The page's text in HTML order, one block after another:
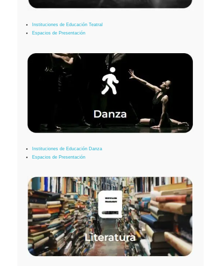
Instituciones de Educación Teatral
Espacios de Presentación
Instituciones de Educación Danza
Espacios de Presentación